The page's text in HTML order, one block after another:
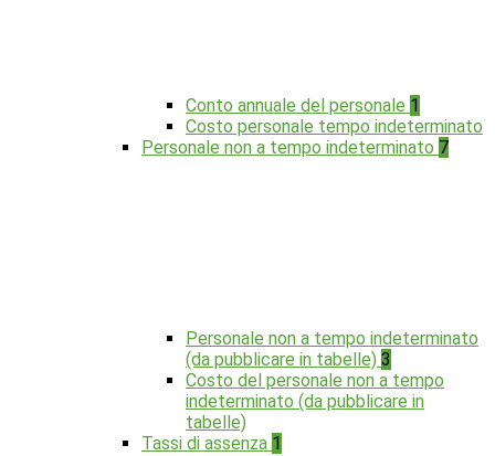
Conto annuale del personale 1
Costo personale tempo indeterminato
Personale non a tempo indeterminato 7
Personale non a tempo indeterminato
(da pubblicare in tabelle) 3
Costo del personale non a tempo
indeterminato (da pubblicare in
tabelle)
Tassi di assenza 1